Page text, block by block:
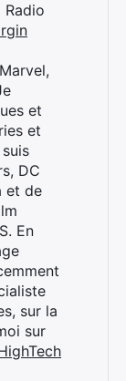
et
et
DC
et de
En
sur la
sur